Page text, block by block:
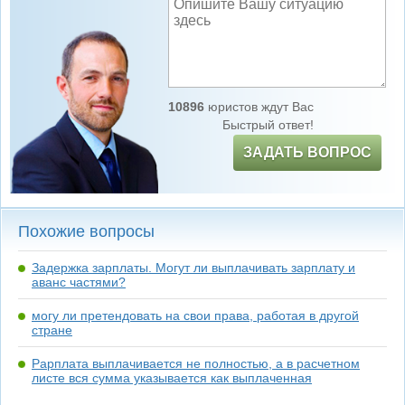
10896юристов ждут Вас
Быстрый ответ!
ЗАДАТЬ ВОПРОС
Похожие вопросы
Задержка зарплаты. Могут ли выплачивать зарплату и
аванс частями?
могу ли претендовать на свои права, работая в другой
стране
Pарплата выплачивается не полностью, а в расчетном
листе вся сумма указывается как выплаченная